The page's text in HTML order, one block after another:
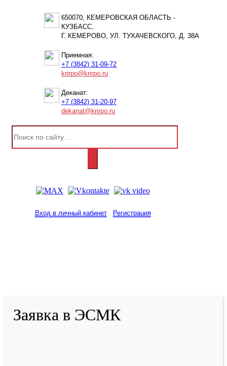
650070, КЕМЕРОВСКАЯ ОБЛАСТЬ -
КУЗБАСС,
Г. КЕМЕРОВО, УЛ. ТУХАЧЕВСКОГО, Д. 38А
Приемная:
+7 (3842) 31-09-72
krirpo@krirpo.ru
Деканат:
+7 (3842) 31-20-97
dekanat@krirpo.ru
Вход в личный кабинет Регистрация
Заявка в ЭСМК